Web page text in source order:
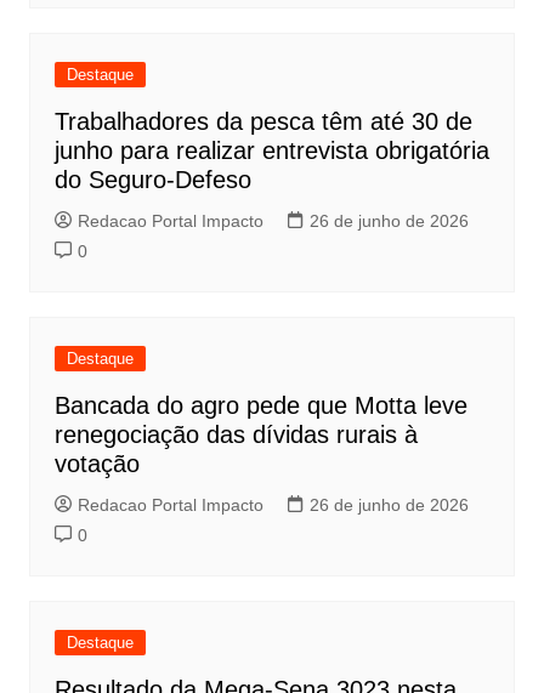
Destaque
Trabalhadores da pesca têm até 30 de
junho para realizar entrevista obrigatória
do Seguro-Defeso
Redacao Portal Impacto
26 de junho de 2026
0
Destaque
Bancada do agro pede que Motta leve
renegociação das dívidas rurais à
votação
Redacao Portal Impacto
26 de junho de 2026
0
Destaque